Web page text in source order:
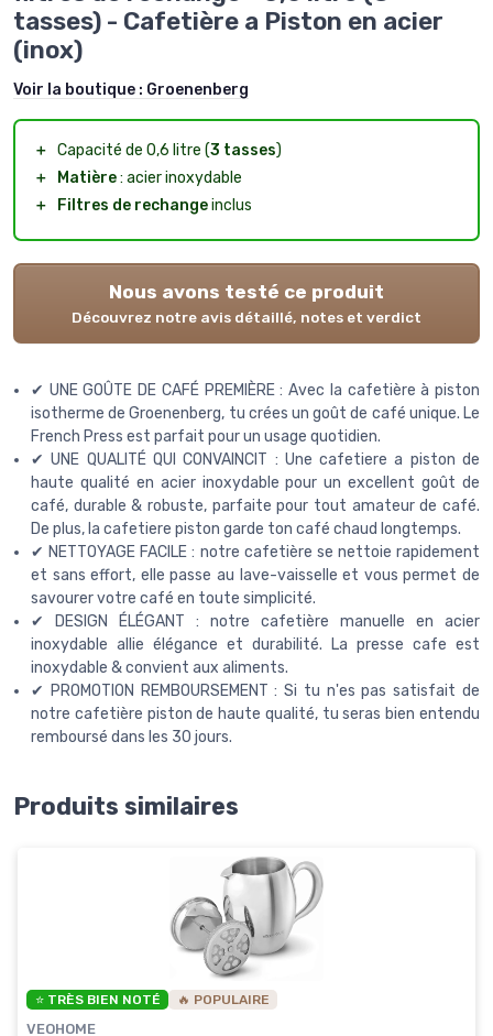
tasses) - Cafetière a Piston en acier
(inox)
Voir la boutique : Groenenberg
＋ Capacité de 0,6 litre (3 tasses)
＋
Matière: acier inoxydable
＋
Filtres de rechangeinclus
Nous avons testé ce produit
Découvrez notre avis détaillé, notes et verdict
✔ UNE GOÛTE DE CAFÉ PREMIÈRE : Avec la cafetière à piston
isotherme de Groenenberg, tu crées un goût de café unique. Le
French Press est parfait pour un usage quotidien.
✔ UNE QUALITÉ QUI CONVAINCIT : Une cafetiere a piston de
haute qualité en acier inoxydable pour un excellent goût de
café, durable & robuste, parfaite pour tout amateur de café.
De plus, la cafetiere piston garde ton café chaud longtemps.
✔ NETTOYAGE FACILE : notre cafetière se nettoie rapidement
et sans effort, elle passe au lave-vaisselle et vous permet de
savourer votre café en toute simplicité.
✔ DESIGN ÉLÉGANT : notre cafetière manuelle en acier
inoxydable allie élégance et durabilité. La presse cafe est
inoxydable & convient aux aliments.
✔ PROMOTION REMBOURSEMENT : Si tu n'es pas satisfait de
notre cafetière piston de haute qualité, tu seras bien entendu
remboursé dans les 30 jours.
Produits similaires
⭐ TRÈS BIEN NOTÉ 🔥 POPULAIRE
VEOHOME